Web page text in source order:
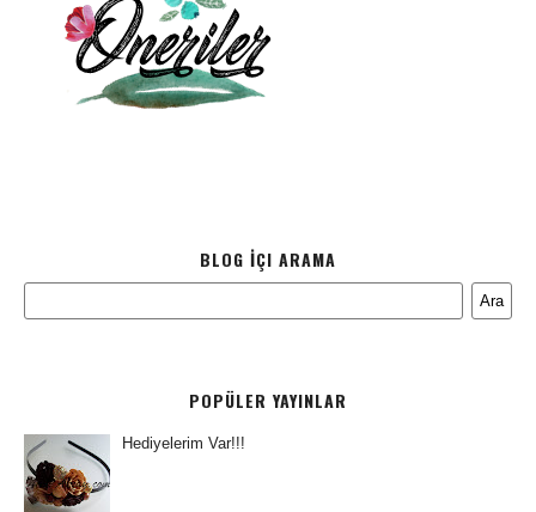
BLOG İÇI ARAMA
POPÜLER YAYINLAR
Hediyelerim Var!!!